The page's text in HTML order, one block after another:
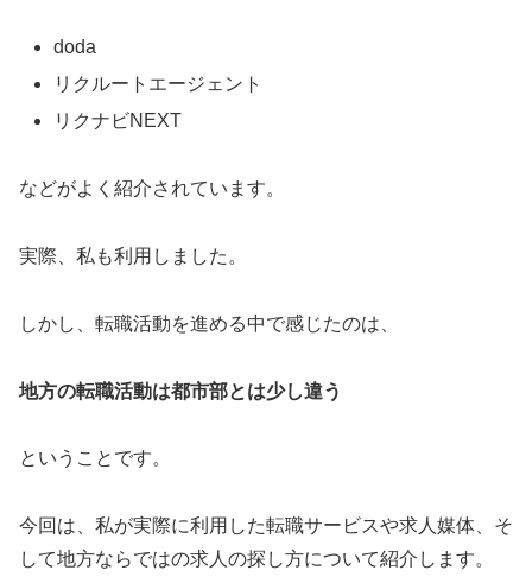
doda
リクルートエージェント
リクナビNEXT
などがよく紹介されています。
実際、私も利用しました。
しかし、転職活動を進める中で感じたのは、
地方の転職活動は都市部とは少し違う
ということです。
今回は、私が実際に利用した転職サービスや求人媒体、そ
して地方ならではの求人の探し方について紹介します。